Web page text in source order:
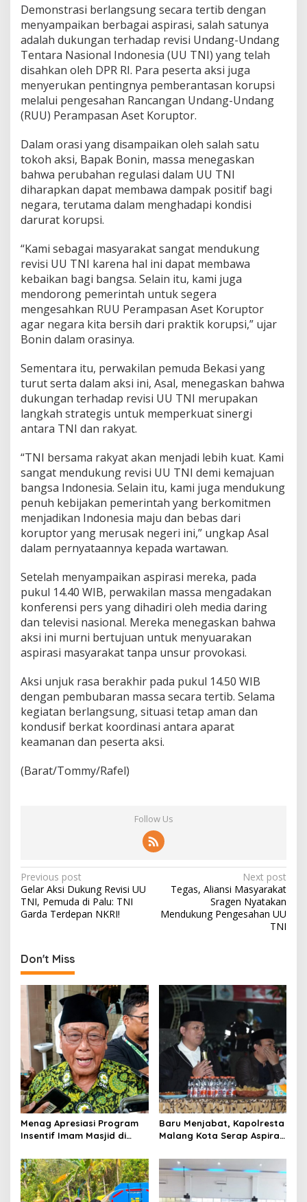
n
g
e
s
a
h
a
n
U
U
N
I
d
a
n
P
b
e
r
a
n
t
a
K
o
r
p
Demonstrasi berlangsung secara tertib dengan
menyampaikan berbagai aspirasi, salah satunya
adalah dukungan terhadap revisi Undang-Undang
Tentara Nasional Indonesia (UU TNI) yang telah
disahkan oleh DPR RI. Para peserta aksi juga
menyerukan pentingnya pemberantasan korupsi
melalui pengesahan Rancangan Undang-Undang
(RUU) Perampasan Aset Koruptor.
Dalam orasi yang disampaikan oleh salah satu
tokoh aksi, Bapak Bonin, massa menegaskan
bahwa perubahan regulasi dalam UU TNI
diharapkan dapat membawa dampak positif bagi
negara, terutama dalam menghadapi kondisi
darurat korupsi.
“Kami sebagai masyarakat sangat mendukung
revisi UU TNI karena hal ini dapat membawa
kebaikan bagi bangsa. Selain itu, kami juga
mendorong pemerintah untuk segera
mengesahkan RUU Perampasan Aset Koruptor
agar negara kita bersih dari praktik korupsi,” ujar
Bonin dalam orasinya.
Sementara itu, perwakilan pemuda Bekasi yang
turut serta dalam aksi ini, Asal, menegaskan bahwa
dukungan terhadap revisi UU TNI merupakan
langkah strategis untuk memperkuat sinergi
antara TNI dan rakyat.
“TNI bersama rakyat akan menjadi lebih kuat. Kami
sangat mendukung revisi UU TNI demi kemajuan
bangsa Indonesia. Selain itu, kami juga mendukung
penuh kebijakan pemerintah yang berkomitmen
menjadikan Indonesia maju dan bebas dari
koruptor yang merusak negeri ini,” ungkap Asal
dalam pernyataannya kepada wartawan.
Setelah menyampaikan aspirasi mereka, pada
pukul 14.40 WIB, perwakilan massa mengadakan
konferensi pers yang dihadiri oleh media daring
dan televisi nasional. Mereka menegaskan bahwa
aksi ini murni bertujuan untuk menyuarakan
aspirasi masyarakat tanpa unsur provokasi.
Aksi unjuk rasa berakhir pada pukul 14.50 WIB
dengan pembubaran massa secara tertib. Selama
kegiatan berlangsung, situasi tetap aman dan
kondusif berkat koordinasi antara aparat
keamanan dan peserta aksi.
(Barat/Tommy/Rafel)
Follow Us
P
o
s
n
a
v
g
a
t
i
o
n
Previous post
Gelar Aksi Dukung Revisi UU
TNI, Pemuda di Palu: TNI
Garda Terdepan NKRI!
Next post
Tegas, Aliansi Masyarakat
Sragen Nyatakan
Mendukung Pengesahan UU
TNI
Don't Miss
Menag Apresiasi Program
Insentif Imam Masjid di
Model Nasional
Baru Menjabat, Kapolresta
Malang Kota Serap Aspirasi
Kamtibmas